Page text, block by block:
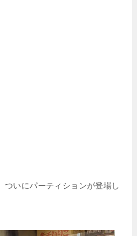
ついにパーティションが登場し